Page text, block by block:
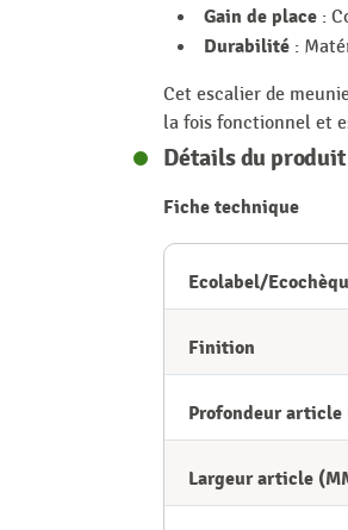
Gain de place :
Durabilité :
Cet escalier de
la fois fonctionnel et
Détails du produit
Fiche technique
Ecolabel/
Finition
Profondeur article
Largeur article